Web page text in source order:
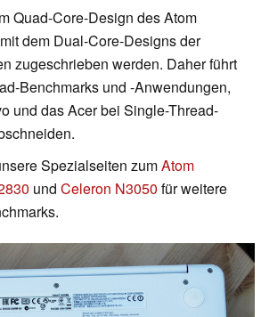
Quad-Core-Design des Atom
dem Dual-Core-Designs der
zugeschrieben werden. Daher führt
Benchmarks und -Anwendungen,
und das Acer bei Single-Thread-
Spezialseiten zumAtom
und Celeron N3050 für weitere